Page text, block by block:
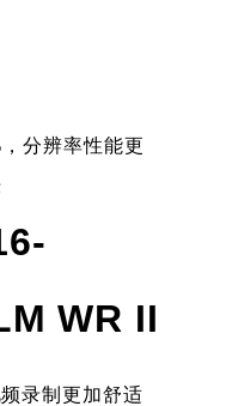
分辨率性能更
WR II
录制更加舒适